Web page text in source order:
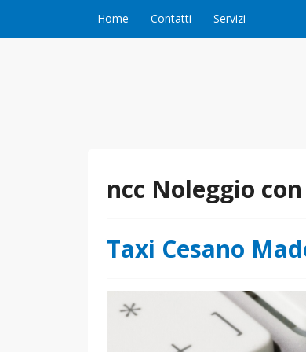
Home Contatti Servizi
ncc Noleggio
Taxi Cesano